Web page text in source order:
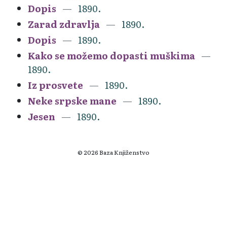
Dopis
1890.
Zarad zdravlja
1890.
Dopis
1890.
Kako se možemo dopasti muškima
1890.
Iz prosvete
1890.
Neke srpske mane
1890.
Jesen
1890.
© 2026 Baza Knjiženstvo